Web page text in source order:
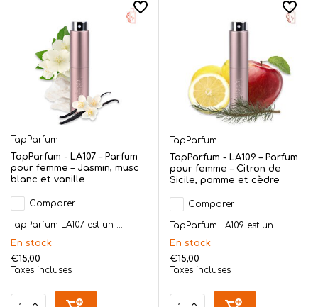
TapParfum
TapParfum - LA107 – Parfum
pour femme – Jasmin, musc
blanc et vanille
Comparer
TapParfum LA107 est un ...
En stock
€15,00
Taxes incluses
TapParfum
TapParfum - LA109 – Parfum
pour femme – Citron de
Sicile, pomme et cèdre
Comparer
TapParfum LA109 est un ...
En stock
€15,00
Taxes incluses